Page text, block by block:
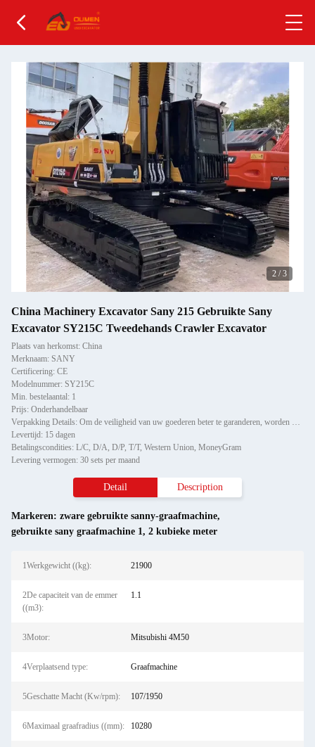
2 /3
China Machinery Excavator Sany 215 Gebruikte Sany
Excavator SY215C Tweedehands Crawler Excavator
Plaats van herkomst: China
Merknaam: SANY
Certificering: CE
Modelnummer: SY215C
Min. bestelaantal: 1
Prijs: Onderhandelbaar
Verpakking Details: Om de veiligheid van uw goederen beter te garanderen, worden professionele, milieuvriendelijke, hand
Levertijd: 15 dagen
Betalingscondities: L/C, D/A, D/P, T/T, Western Union, MoneyGram
Levering vermogen: 30 sets per maand
Detail Description
Markeren: zware gebruikte sanny-graafmachine,
gebruikte sany graafmachine 1, 2 kubieke meter
1Werkgewicht ((kg): 21900
2De capaciteit van de emmer
((m3):
1.1
3Motor: Mitsubishi 4M50
4Verplaatsend type: Graafmachine
5Geschatte Macht (Kw/rpm): 107/1950
6Maximaal graafradius ((mm): 10280